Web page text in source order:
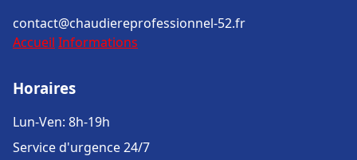
contact@chaudiereprofessionnel-52.fr
Accueil Informations
Horaires
Lun-Ven: 8h-19h
Service d'urgence 24/7